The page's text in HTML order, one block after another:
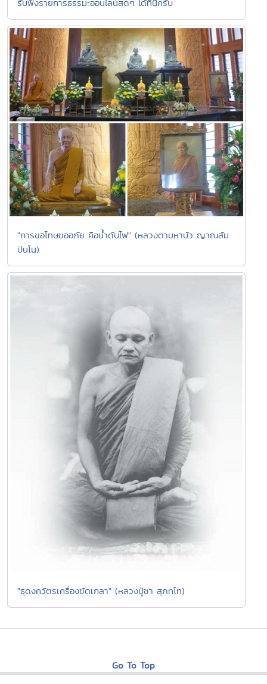
รับฟังรายการธรรมะออนไลน์สดๆ ได้ที่นี้ครับ
"การขอโทษขออภัย คือน้ำดับไฟ" (หลวงตามหาบัว ญาณสัม
ปันโน)
"ธุดงควัตรเครื่องขัดเกลา" (หลวงปู่ชา สุภทฺโท)
Go To Top